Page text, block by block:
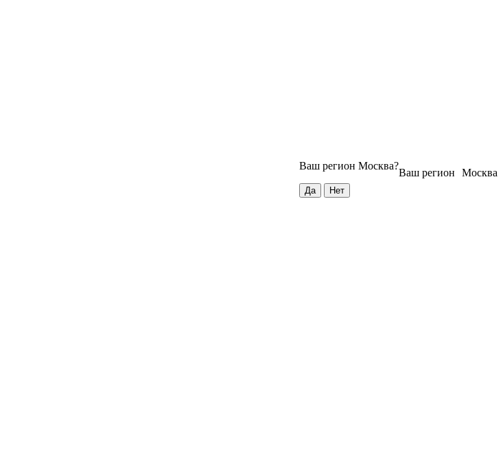
Москва
Ваш регион
Ваш регион Москва?